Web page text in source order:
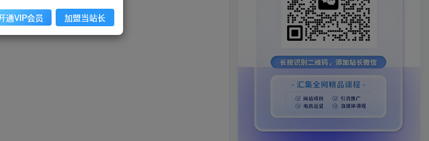
通VIP会员 加盟当站长